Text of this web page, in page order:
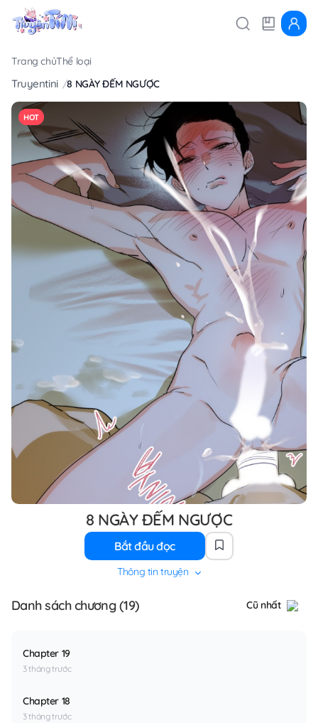
Trang chủThể loại
Truyentini 8 NGÀY ĐẾM NGƯỢC
HOT
8 NGÀY ĐẾM NGƯỢC
Bắt đầu đọc
Thông tin truyện
Danh sách chương (19) Cũ nhất
Chapter 19
3 tháng trước
Chapter 18
3 tháng trước